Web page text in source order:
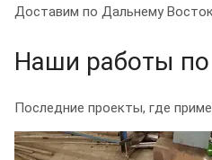
Доставим по Дальнему
Наши работы по
Последние проекты, где